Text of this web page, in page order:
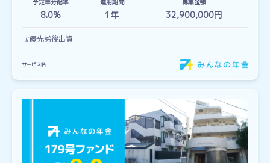
8.0% 1 年 32,900,000円
#優先劣後出資
サービス名